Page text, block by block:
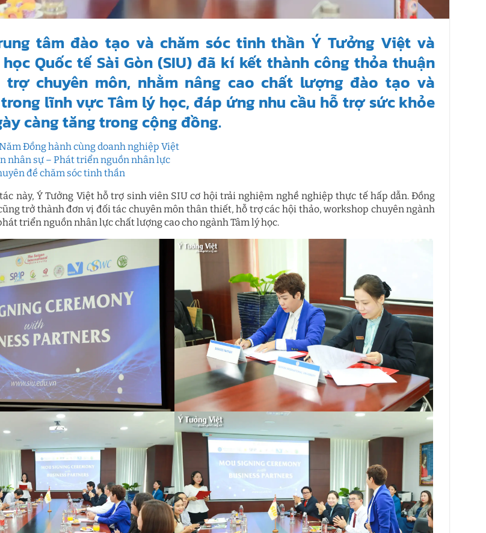
tâm đào tạo và chăm sóc tinh thần Ý Tưởng Việt và
Quốc tế Sài Gòn (SIU) đã kí kết thành công thỏa thuận
chuyên môn, nhằm nâng cao chất lượng đào tạo và
lĩnh vực Tâm lý học, đáp ứng nhu cầu hỗ trợ sức khỏe
càng tăng trong cộng đồng.
Đồng hành cùng doanh nghiệp Việt
nhân sự – Phát triển nguồn nhân lực
đề chăm sóc tinh thần
này, Ý Tưởng Việt hỗ trợ sinh viên SIU cơ hội trải nghiệm nghề nghiệp thực tế hấp dẫn. Đồng
trở thành đơn vị đối tác chuyên môn thân thiết, hỗ trợ các hội thảo, workshop chuyên ngành
triển nguồn nhân lực chất lượng cao cho ngành Tâm lý học.